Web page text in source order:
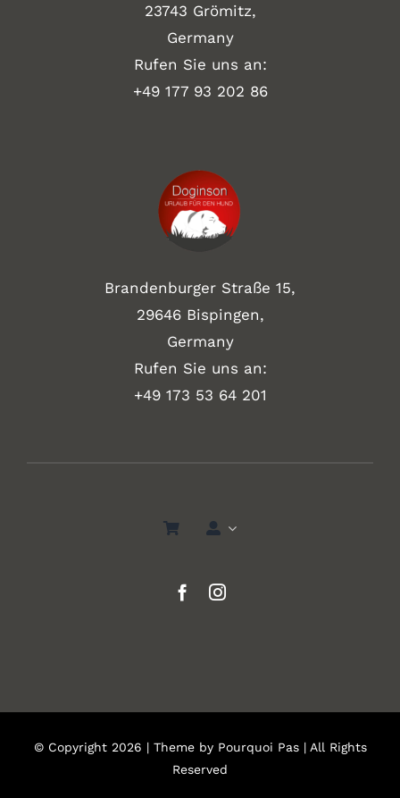
23743 Grömitz,
Germany
Rufen Sie uns an:
+49 177 93 202 86
Brandenburger Straße 15,
29646 Bispingen,
Germany
Rufen Sie uns an:
+49 173 53 64 201
© Copyright 2026 | Theme by Pourquoi Pas| All Rights
Reserved